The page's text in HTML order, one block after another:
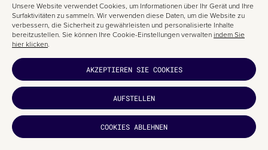
GEFALLEN?
ABONNIEREN
Unsere Website verwendet Cookies, um Informationen über Ihr Gerät und Ihre
Surfaktivitäten zu sammeln. Wir verwenden diese Daten, um die Website zu
verbessern, die Sicherheit zu gewährleisten und personalisierte Inhalte
bereitzustellen. Sie können Ihre Cookie-Einstellungen verwalten indem Sie
hier klicken.
AKZEPTIEREN SIE COOKIES
AUFSTELLEN
COOKIES ABLEHNEN